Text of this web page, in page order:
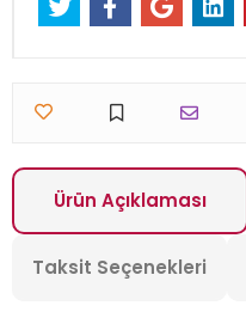
Ürün Açıklaması
Taksit Seçenekleri